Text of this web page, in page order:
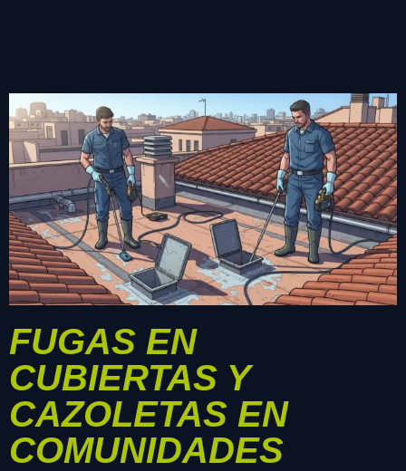
FUGAS EN
CUBIERTAS Y
CAZOLETAS EN
COMUNIDADES